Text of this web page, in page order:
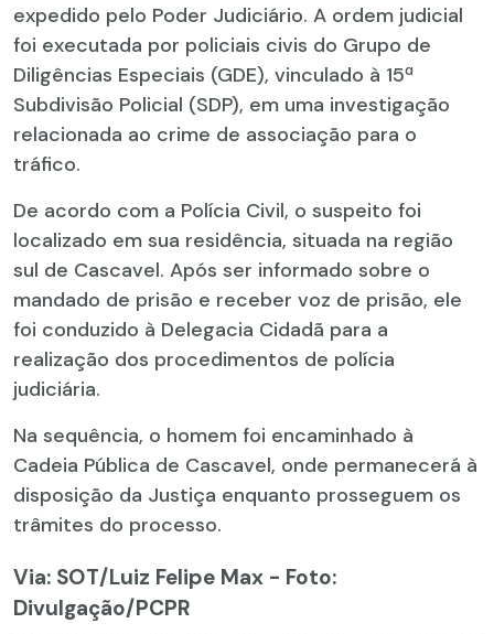
expedido pelo Poder Judiciário. A ordem judicial
foi executada por policiais civis do Grupo de
Diligências Especiais (GDE), vinculado à 15ª
Subdivisão Policial (SDP), em uma investigação
relacionada ao crime de associação para o
tráfico.
De acordo com a Polícia Civil, o suspeito foi
localizado em sua residência, situada na região
sul de Cascavel. Após ser informado sobre o
mandado de prisão e receber voz de prisão, ele
foi conduzido à Delegacia Cidadã para a
realização dos procedimentos de polícia
judiciária.
Na sequência, o homem foi encaminhado à
Cadeia Pública de Cascavel, onde permanecerá à
disposição da Justiça enquanto prosseguem os
trâmites do processo.
Via: SOT/Luiz Felipe Max - Foto:
Divulgação/PCPR